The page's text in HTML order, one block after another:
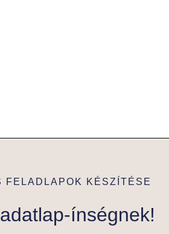
FELADLAPOK KÉSZÍTÉSE
ínségnek!